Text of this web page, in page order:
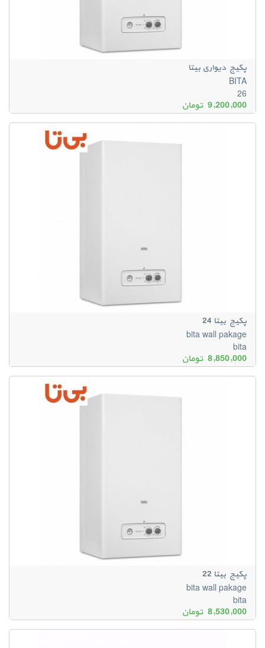
پکیج دیواری بیتا
BITA
26
9,200,000 تومان
پکیج بیتا 24
bita wall pakage
bita
8,850,000 تومان
پکیج بیتا 22
bita wall pakage
bita
8,530,000 تومان